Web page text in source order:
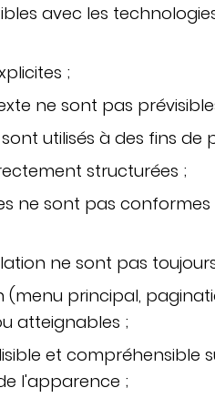
avec les
;
ne sont pas
utilisés à des fins de
structurées ;
ne sont pas
ne sont pas
principal,
atteignables ;
et compréhensible
l'apparence ;